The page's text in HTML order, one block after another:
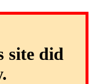
site did